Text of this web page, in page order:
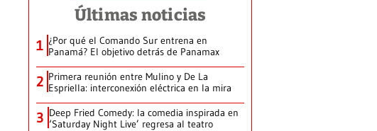
Últimas noticias
1 ¿Por qué el Comando Sur entrena en
Panamá? El objetivo detrás de Panamax
2 Primera reunión entre Mulino y De La
Espriella: interconexión eléctrica en la mira
3 Deep Fried Comedy: la comedia inspirada en
‘Saturday Night Live’ regresa al teatro